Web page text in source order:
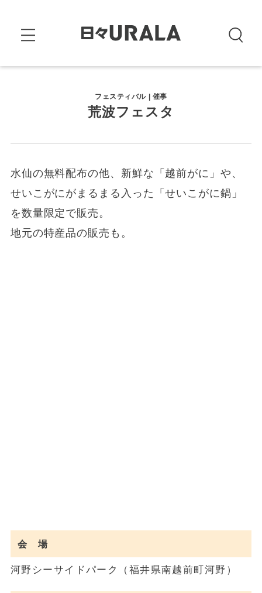
フェスティバル | 催事
荒波フェスタ
水仙の無料配布の他、新鮮な「越前がに」や、
せいこがにがまるまる入った「せいこがに鍋」
を数量限定で販売。
地元の特産品の販売も。
会 場
河野シーサイドパーク（福井県南越前町河野）